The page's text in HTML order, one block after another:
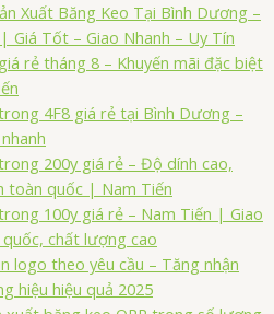
Xuất Băng Keo Tại Bình Dương –
Giá Tốt – Giao Nhanh – Uy Tín
rẻ tháng 8 – Khuyến mãi đặc biệt
4F8 giá rẻ tại Bình Dương –
200y giá rẻ – Độ dính cao,
toàn quốc | Nam Tiến
100y giá rẻ – Nam Tiến | Giao
chất lượng cao
logo theo yêu cầu – Tăng nhận
hiệu hiệu quả 2025